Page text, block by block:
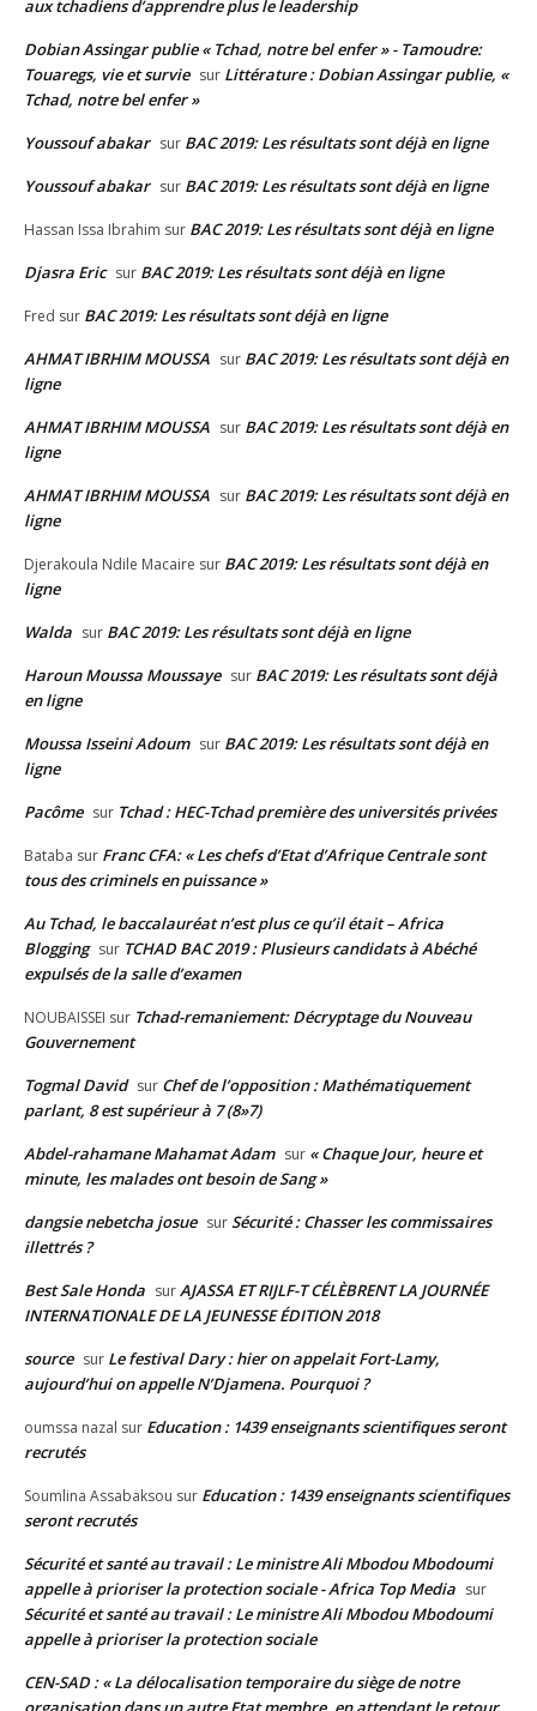
aux tchadiens d’apprendre plus le leadership
Dobian Assingar publie « Tchad, notre bel enfer » - Tamoudre:
Touaregs, vie et survie sur Littérature : Dobian Assingar publie, «
Tchad, notre bel enfer »
Youssouf abakar sur BAC 2019: Les résultats sont déjà en ligne
Youssouf abakar sur BAC 2019: Les résultats sont déjà en ligne
Hassan Issa Ibrahim sur BAC 2019: Les résultats sont déjà en ligne
Djasra Eric sur BAC 2019: Les résultats sont déjà en ligne
Fred sur BAC 2019: Les résultats sont déjà en ligne
AHMAT IBRHIM MOUSSA sur BAC 2019: Les résultats sont déjà en
ligne
AHMAT IBRHIM MOUSSA sur BAC 2019: Les résultats sont déjà en
ligne
AHMAT IBRHIM MOUSSA sur BAC 2019: Les résultats sont déjà en
ligne
Djerakoula Ndile Macaire sur BAC 2019: Les résultats sont déjà en
ligne
Walda sur BAC 2019: Les résultats sont déjà en ligne
Haroun Moussa Moussaye sur BAC 2019: Les résultats sont déjà
en ligne
Moussa Isseini Adoum sur BAC 2019: Les résultats sont déjà en
ligne
Pacôme sur Tchad : HEC-Tchad première des universités privées
Bataba sur Franc CFA: « Les chefs d’Etat d’Afrique Centrale sont
tous des criminels en puissance »
Au Tchad, le baccalauréat n’est plus ce qu’il était – Africa
Blogging sur TCHAD BAC 2019 : Plusieurs candidats à Abéché
expulsés de la salle d’examen
NOUBAISSEI sur Tchad-remaniement: Décryptage du Nouveau
Gouvernement
Togmal David sur Chef de l’opposition : Mathématiquement
parlant, 8 est supérieur à 7 (8»7)
Abdel-rahamane Mahamat Adam sur « Chaque Jour, heure et
minute, les malades ont besoin de Sang »
dangsie nebetcha josue surSécurité : Chasser les commissaires
illettrés ?
Best Sale Honda surAJASSA ET RIJLF-T CÉLÈBRENT LA JOURNÉE
INTERNATIONALE DE LA JEUNESSE ÉDITION 2018
source sur Le festival Dary : hier on appelait Fort-Lamy,
aujourd’hui on appelle N’Djamena. Pourquoi ?
oumssa nazal sur Education : 1439 enseignants scientifiques seront
recrutés
Soumlina Assabaksou sur Education : 1439 enseignants scientifiques
seront recrutés
Sécurité et santé au travail : Le ministre Ali Mbodou Mbodoumi
appelle à prioriser la protection sociale - Africa Top Media sur
Sécurité et santé au travail : Le ministre Ali Mbodou Mbodoumi
appelle à prioriser la protection sociale
CEN-SAD : « La délocalisation temporaire du siège de notre